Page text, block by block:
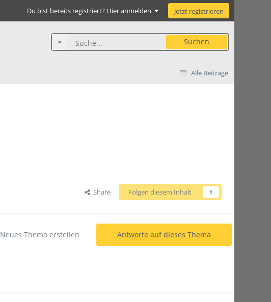
Du bist bereits registriert? Hier anmelden Jetzt registrieren
Suchen
Alle Beiträge
Share Folgen diesem Inhalt 1
Antworte auf dieses Thema
Neues Thema erstellen